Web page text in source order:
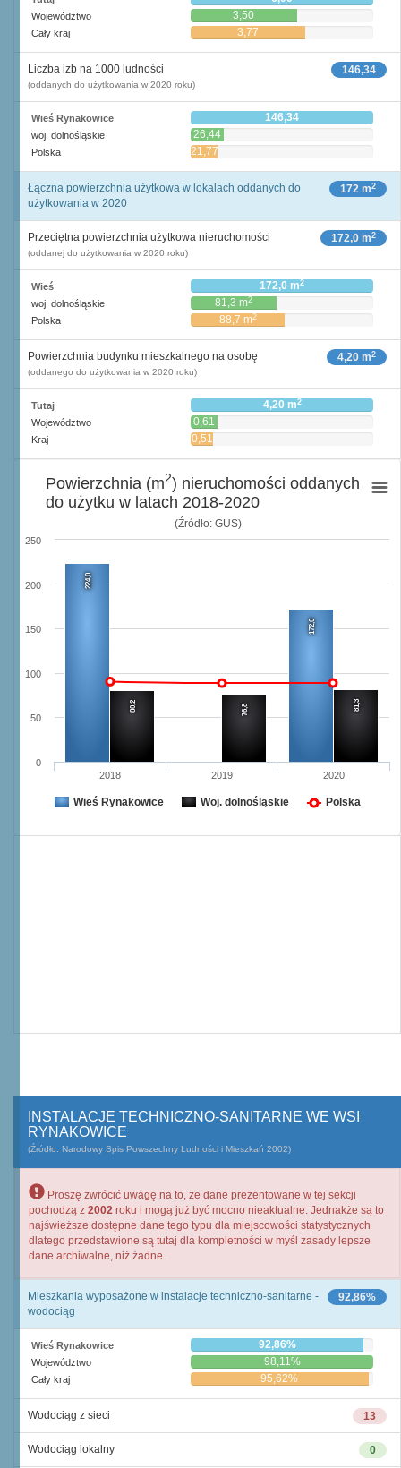
Województwo 3,50
Cały kraj 3,77
146,34
Liczba izb na 1000 ludności
(oddanych do użytkowania w 2020 roku)
Wieś Rynakowice 146,34
woj. dolnośląskie 26,44
Polska 21,77
172 m2
Łączna powierzchnia użytkowa w lokalach oddanych do
użytkowania w 2020
172,0 m2
Przeciętna powierzchnia użytkowa nieruchomości
(oddanej do użytkowania w 2020 roku)
Wieś 172,0 m2
woj. dolnośląskie 81,3 m2
Polska 88,7 m2
4,20 m2
Powierzchnia budynku mieszkalnego na osobę
(oddanego do użytkowania w 2020 roku)
Tutaj 4,20 m2
Województwo
0,61
m2
Kraj
0,51
(Źródło: GUS)
224,0
172,0
80,2 76,8 81,3
2018 2019 2020
0
50
100
150
200
250
Powierzchnia (m2) nieruchomości oddanych
do użytku w latach 2018-2020
Wieś Rynakowice Woj. dolnośląskie Polska
INSTALACJE TECHNICZNO-SANITARNE WE WSI
RYNAKOWICE
(Źródło: Narodowy Spis Powszechny Ludności i Mieszkań 2002)
Proszę zwrócić uwagę na to, że dane prezentowane w tej sekcji
pochodzą z 2002 roku i mogą już być mocno nieaktualne. Jednakże są to
najświeższe dostępne dane tego typu dla miejscowości statystycznych
dlatego przedstawione są tutaj dla kompletności w myśl zasady lepsze
dane archiwalne, niż żadne.
92,86%
Mieszkania wyposażone w instalacje techniczno-sanitarne -
wodociąg
Wieś Rynakowice 92,86%
Województwo 98,11%
Cały kraj 95,62%
13
Wodociąg z sieci
0
Wodociąg lokalny